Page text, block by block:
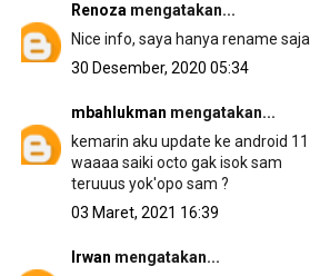
Renoza mengatakan...
Nice info, saya hanya rename saja.
30 Desember, 2020 05:34
mbahlukman mengatakan...
kemarin aku update ke android 11
waaaa saiki octo gak isok sam
teruuus yok'opo sam ?
03 Maret, 2021 16:39
Irwan mengatakan...